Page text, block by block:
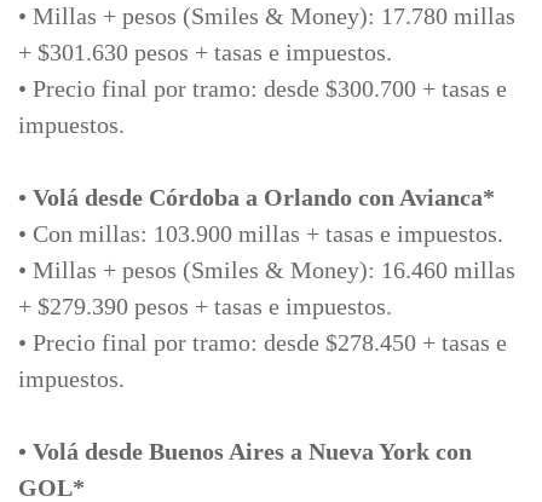
• Millas + pesos (Smiles & Money): 17.780 millas
+ $301.630 pesos + tasas e impuestos.
• Precio final por tramo: desde $300.700 + tasas e
impuestos.
• Volá desde Córdoba a Orlando con Avianca*
• Con millas: 103.900 millas + tasas e impuestos.
• Millas + pesos (Smiles & Money): 16.460 millas
+ $279.390 pesos + tasas e impuestos.
• Precio final por tramo: desde $278.450 + tasas e
impuestos.
• Volá desde Buenos Aires a Nueva York con
GOL*